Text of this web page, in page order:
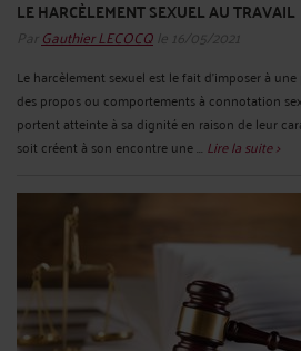
LE HARCÈLEMENT SEXUEL AU TRAVAIL
Par Gauthier LECOCQ le 16/05/2021
Le harcèlement sexuel est le fait d'imposer à
des propos ou comportements à connotation
portent atteinte à sa dignité en raison de leur
soit créent à son encontre une ... Lire la suite >